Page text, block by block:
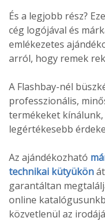
És a legjobb rész?
cég logójával és
emlékezetes
arról, hogy remek
A Flashbay-nél
professzionális,
termékeket kínálunk,
legértékesebb
Az ajándékozható
technikai kütyükön
garantáltan
online
közvetlenül az